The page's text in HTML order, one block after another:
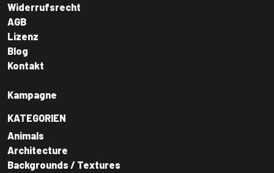
Widerrufsrecht
AGB
Lizenz
Blog
Kontakt
Kampagne
KATEGORIEN
Animals
Architecture
Backgrounds / Textures